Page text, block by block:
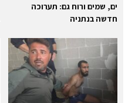
ים, שמים ורוח גם: תערוכה
חדשה בנתניה